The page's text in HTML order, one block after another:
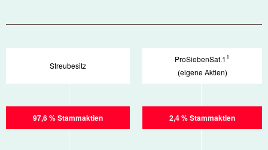
Streubesitz
ProSiebenSat.1 1
(eigene Aktien)
97,6 % Stammaktien 2,4 % Stammaktien